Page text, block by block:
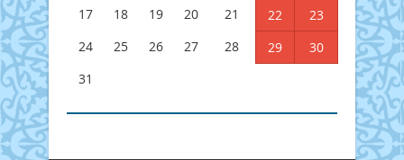
17
18 19 20 21 22
23
24
25 26 27 28 29
30
31